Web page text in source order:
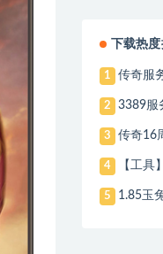
下载热
1 传奇服
2 3389服
3 传奇16
4 【工具
5 1.85玉